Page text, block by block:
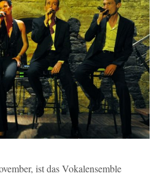
ist das Vokalensemble